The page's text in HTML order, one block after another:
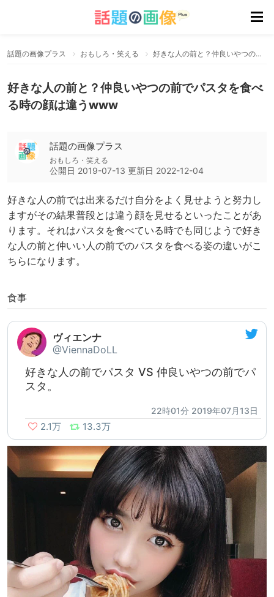
話題の画像プラス おもしろ・笑える 好きな人の前と？仲良いやつの前でパスタを食べる時の顔は違うwww
好きな人の前と？仲良いやつの前でパスタを食べ
る時の顔は違うwww
話題の画像プラス
おもしろ・笑える
公開日 2019-07-13 更新日 2022-12-04
好きな人の前では出来るだけ自分をよく見せようと努力し
ますがその結果普段とは違う顔を見せるといったことがあ
ります。それはパスタを食べている時でも同じようで好き
な人の前と仲いい人の前でのパスタを食べる姿の違いがこ
ちらになります。
食事
ヴィエンナ
@ViennaDoLL
好きな人の前でパスタ VS 仲良いやつの前でパ
スタ。
22時01分 2019年07月13日
2.1万 13.3万